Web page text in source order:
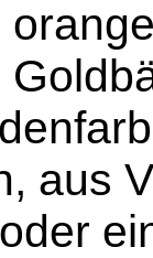
aus
oder